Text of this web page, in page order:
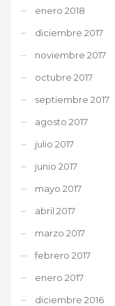
enero 2018
diciembre 2017
noviembre 2017
octubre 2017
septiembre 2017
agosto 2017
julio 2017
junio 2017
mayo 2017
abril 2017
marzo 2017
febrero 2017
enero 2017
diciembre 2016